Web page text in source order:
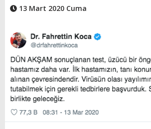
13 Mart 2020 Cuma